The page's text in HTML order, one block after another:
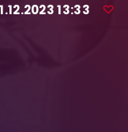
13:33